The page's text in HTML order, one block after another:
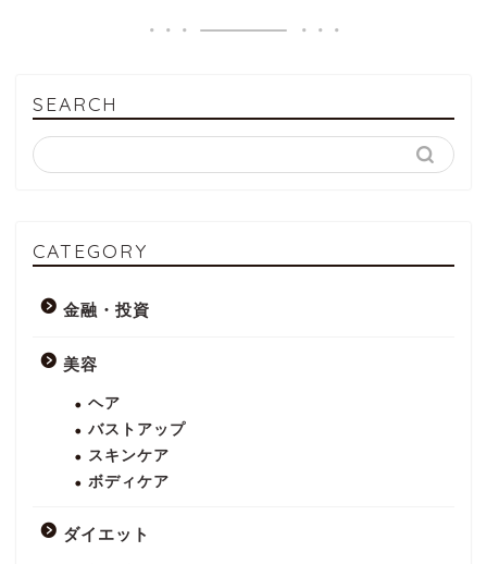
SEARCH
CATEGORY
金融・投資
美容
ヘア
バストアップ
スキンケア
ボディケア
ダイエット